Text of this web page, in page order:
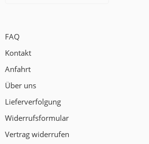
FAQ
Kontakt
Anfahrt
Über uns
Lieferverfolgung
Widerrufsformular
Vertrag widerrufen